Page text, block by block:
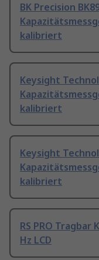
BK Precision
kalibriert
Keysight
kalibriert
Keysight
kalibriert
RS PRO Tragbar
Hz LCD